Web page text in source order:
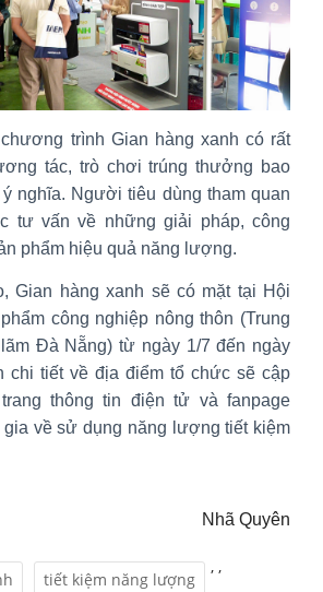
trình Gian hàng xanh có rất
tác, trò chơi trúng thưởng bao
nghĩa. Người tiêu dùng tham quan
tư vấn về những giải pháp, công
phẩm hiệu quả năng lượng.
Gian hàng xanh sẽ có mặt tại Hội
công nghiệp nông thôn (Trung
Đà Nẵng) từ ngày 1/7 đến ngày
chi tiết về địa điểm tổ chức sẽ cập
thông tin điện tử và fanpage
về sử dụng năng lượng tiết kiệm
Nhã Quyên
,
tiết kiệm năng lượng
,